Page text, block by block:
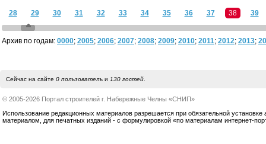
28 29 30 31 32 33 34 35 36 37 38 39
Архив по годам: 0000; 2005; 2006; 2007; 2008; 2009; 2010; 2011; 2012; 2013;
Сейчас на сайте 0 пользовательи 130 гостей.
© 2005-2026 Портал строителей г. Набережные Челны «СНИП»
Использование редакционных материалов разрешается при обязательной установке
материалом, для печатных изданий - с формулировкой «по материалам интернет-